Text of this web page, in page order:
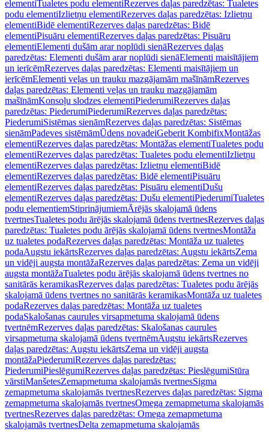
elementiTualetes podu elementiRezerves daļas paredzētas: Tualetes
podu elementiIzlietņu elementiRezerves daļas paredzētas: Izlietņu
elementiBidē elementiRezerves daļas paredzētas: Bidē
elementiPisuāru elementiRezerves daļas paredzētas: Pisuāru
elementiElementi dušām arar noplūdi sienāRezerves daļas
paredzētas: Elementi dušām arar noplūdi sienāElementi maisītājiem
un ierīcēmRezerves daļas paredzētas: Elementi maisītājiem un
ierīcēmElementi veļas un trauku mazgājamām mašīnāmRezerves
daļas paredzētas: Elementi veļas un trauku mazgājamām
mašīnāmKonsoļu slodzes elementiPiederumiRezerves daļas
paredzētas: PiederumiPiederumiRezerves daļas paredzētas:
PiederumiSistēmas sienāmRezerves daļas paredzētas: Sistēmas
sienāmPadeves sistēmāmŪdens novadeiGeberit KombifixMontāžas
elementiRezerves daļas paredzētas: Montāžas elementiTualetes podu
elementiRezerves daļas paredzētas: Tualetes podu elementiIzlietņu
elementiRezerves daļas paredzētas: Izlietņu elementiBidē
elementiRezerves daļas paredzētas: Bidē elementiPisuāru
elementiRezerves daļas paredzētas: Pisuāru elementiDušu
elementiRezerves daļas paredzētas: Dušu elementiPiederumiTualetes
podu elementiemStiprinājumiemĀrējās skalojamā ūdens
tvertnesTualetes podu ārējās skalojamā ūdens tvertnesRezerves daļas
paredzētas: Tualetes podu ārējās skalojamā ūdens tvertnesMontāža
uz tualetes podaRezerves daļas paredzētas: Montāža uz tualetes
podaAugstu iekārtsRezerves daļas paredzētas: Augstu iekārtsZema
un vidēji augsta montāžaRezerves daļas paredzētas: Zema un vidēji
augsta montāžaTualetes podu ārējās skalojamā ūdens tvertnes no
sanitārās keramikasRezerves daļas paredzētas: Tualetes podu ārējās
skalojamā ūdens tvertnes no sanitārās keramikasMontāža uz tualetes
podaRezerves daļas paredzētas: Montāža uz tualetes
podaSkalošanas caurules virsapmetuma skalojamā ūdens
tvertnēmRezerves daļas paredzētas: Skalošanas caurules
virsapmetuma skalojamā ūdens tvertnēmAugstu iekārtsRezerves
daļas paredzētas: Augstu iekārtsZema un vidēji augsta
montāžaPiederumiRezerves daļas paredzētas:
PiederumiPieslēgumiRezerves daļas paredzētas: PieslēgumiStūra
vārstiManšetesZemapmetuma skalojamās tvertnesSigma
zemapmetuma skalojamās tvertnesRezerves daļas paredzētas: Sigma
zemapmetuma skalojamās tvertnesOmega zemapmetuma skalojamās
tvertnesRezerves daļas paredzētas: Omega zemapmetuma
skalojamās tvertnesDelta zemapmetuma skalojamās